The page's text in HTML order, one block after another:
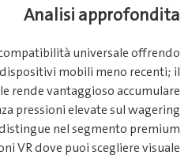
Operatore Apunta sulla
HEVC ottimizzato anche sui
suo cashback settimanale
volume giornaliero senza
Operatore B, invece, si
introducendo ambientazioni